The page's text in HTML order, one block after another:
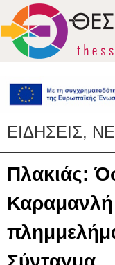
ΕΙΔΗΣΕΙΣ,
Πλακιάς: